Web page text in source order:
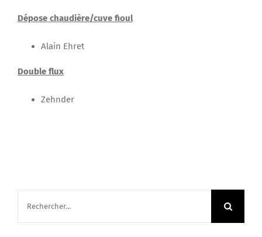
Dépose chaudière/cuve fioul
Alain Ehret
Double flux
Zehnder